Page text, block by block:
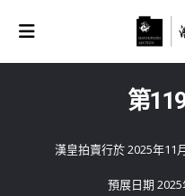
第
漢皇拍賣行於 2025年11
預展日期